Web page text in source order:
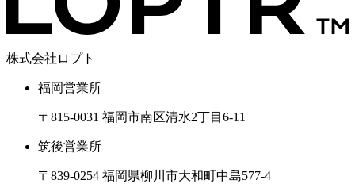
株式会社ロプト
福岡営業所
〒815-0031 福岡市南区清水2丁目6-11
筑後営業所
〒839-0254 福岡県柳川市大和町中島577-4